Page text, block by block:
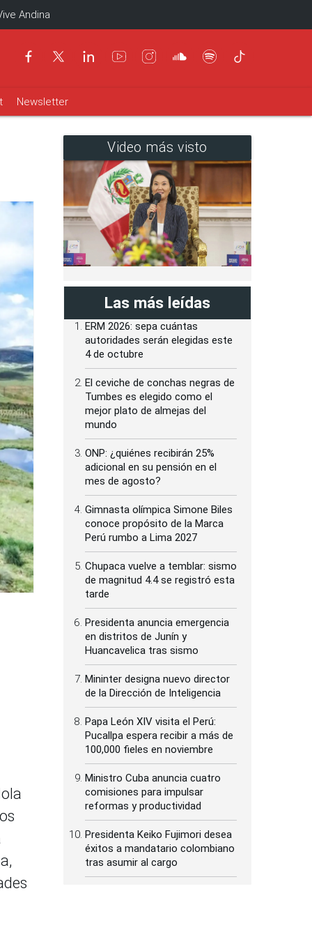
Andina
Newsletter
Video más visto
Las más leídas
ERM 2026: sepa cuántas
autoridades serán elegidas este
4 de octubre
El ceviche de conchas negras de
Tumbes es elegido como el
mejor plato de almejas del
mundo
ONP: ¿quiénes recibirán 25%
adicional en su pensión en el
mes de agosto?
Gimnasta olímpica Simone Biles
conoce propósito de la Marca
Perú rumbo a Lima 2027
Chupaca vuelve a temblar: sismo
de magnitud 4.4 se registró esta
tarde
Presidenta anuncia emergencia
en distritos de Junín y
Huancavelica tras sismo
Mininter designa nuevo director
de la Dirección de Inteligencia
Papa León XIV visita el Perú:
Pucallpa espera recibir a más de
100,000 fieles en noviembre
Ministro Cuba anuncia cuatro
comisiones para impulsar
reformas y productividad
Presidenta Keiko Fujimori desea
éxitos a mandatario colombiano
tras asumir al cargo